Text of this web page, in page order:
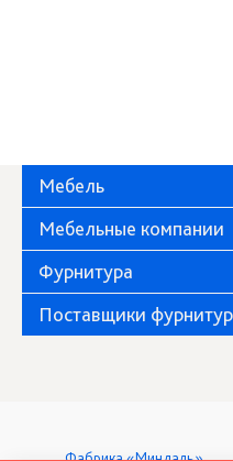
Мебель
Мебельные компании
Фурнитура
Поставщики
Фабрика «Миндаль»